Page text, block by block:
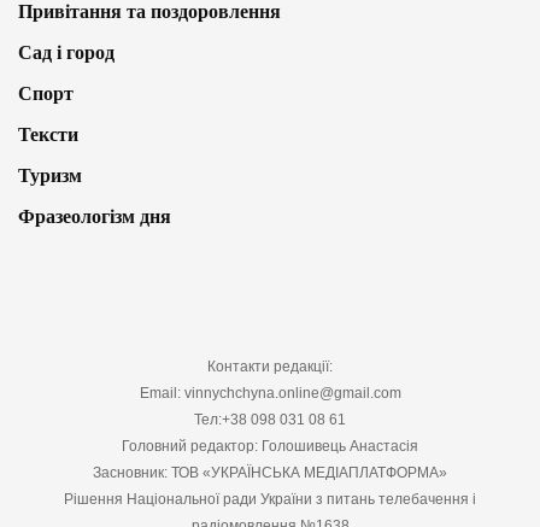
Привітання та поздоровлення
Сад і город
Спорт
Тексти
Туризм
Фразеологізм дня
Контакти редакції:
Email: vinnychchyna.online@gmail.com
Тел:+38 098 031 08 61
Головний редактор: Голошивець Анастасія
Засновник: ТОВ «УКРАЇНСЬКА МЕДІАПЛАТФОРМА»
Рішення Національної ради України з питань телебачення і